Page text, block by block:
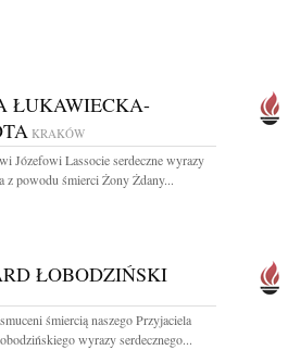
ŁUKAWIECKA-
KRAKÓW
Józefowi Lassocie serdeczne wyrazy
z powodu śmierci Żony Żdany...
ŁOBODZIŃSKI
śmiercią naszego Przyjaciela
wyrazy serdecznego...